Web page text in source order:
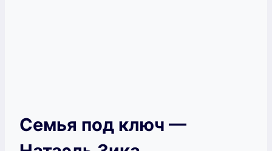
Семья под ключ —